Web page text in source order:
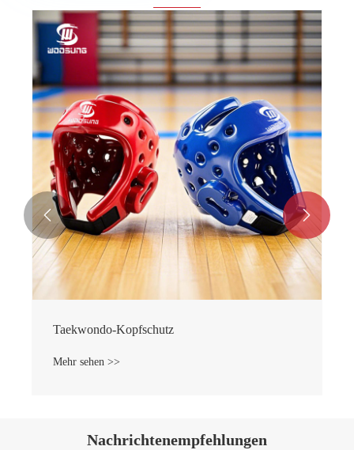
Taekwondo-Kopfschutz
Mehr sehen >>
 
Nachrichtenempfehlungen